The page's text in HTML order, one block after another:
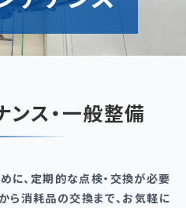
ンス・一般整備
に、定期的な点検・交換が必要
ら消耗品の交換まで、お気軽に